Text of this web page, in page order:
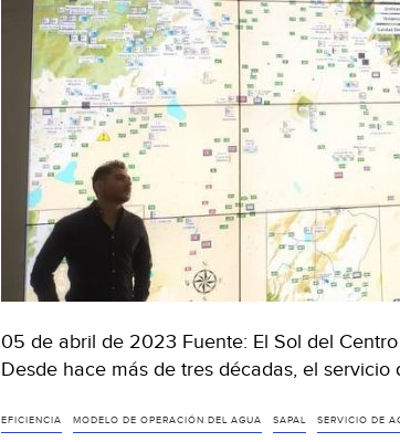
05 de abril de 2023 Fuente: El Sol del
Desde hace más de tres décadas, el
EFICIENCIA MODELO DE OPERACIÓN DEL AGUA SAPAL SERVICIO DE